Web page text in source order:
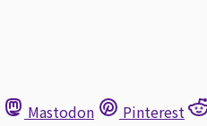
Mastodon
Pinterest